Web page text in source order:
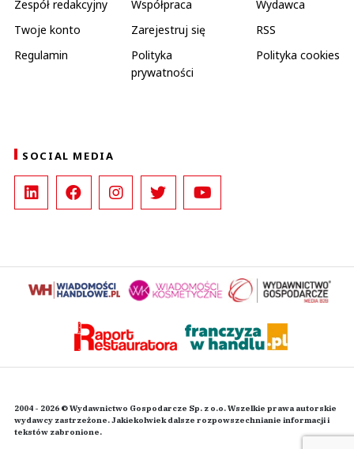
Zespół redakcyjny Współpraca
Wydawca
Twoje konto
Zarejestruj się
RSS
Regulamin
Polityka
prywatności
Polityka cookies
SOCIAL MEDIA
2004 - 2026 © Wydawnictwo Gospodarcze Sp. z o.o. Wszelkie prawa autorskie
wydawcy zastrzeżone. Jakiekolwiek dalsze rozpowszechnianie informacji i
tekstów zabronione.